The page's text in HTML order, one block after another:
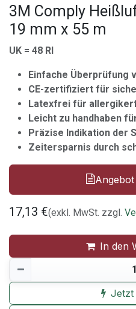
3M Comply
19 mm x 55 m
UK = 48 Rl
Einfache Überprüfung
CE-zertifiziert für
Latexfrei für
Leicht zu handhaben
Präzise Indikation der
Zeitersparnis durch
17,13 €(exkl. MwSt. zzgl.
In den
Jetzt